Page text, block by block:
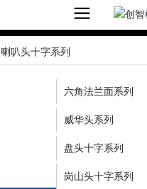
CENTER
产品中心
喇叭头十字系列
六角法兰面系列
威华头系列
盘头十字系列
岗山头十字系列